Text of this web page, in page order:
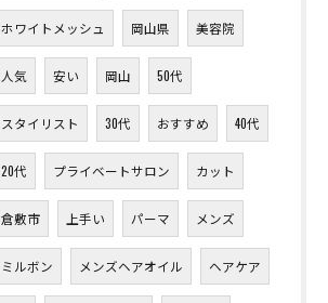
ホワイトメッシュ 岡山県 美容院
人気 安い 岡山 50代
スタイリスト 30代 おすすめ 40代
20代 プライベートサロン カット
倉敷市 上手い パーマ メンズ
ミルボン メンズヘアオイル ヘアケア